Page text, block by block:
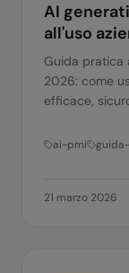
AI
all'uso
Guida pratica
2026: come
efficace,
ai-pmi
21 marzo 2026